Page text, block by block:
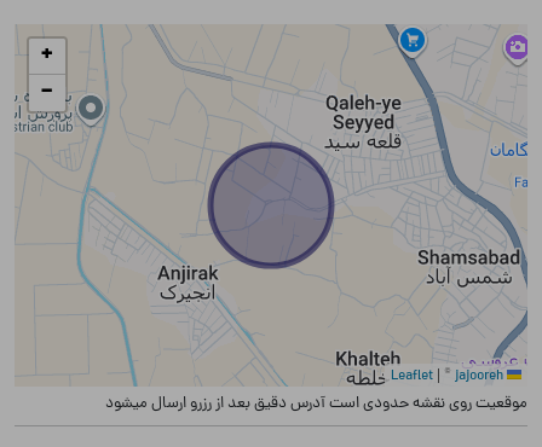
+
−
| © jajooreh
موقعیت روی نقشه حدودی است آدرس دقیق بعد از رزرو ارسال میشود